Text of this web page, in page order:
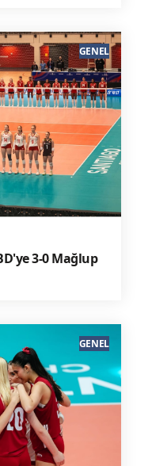
3-0 Mağlup
GENEL
GENEL